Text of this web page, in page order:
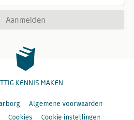
Aanmelden
KENNIS MAKEN
Algemene voorwaarden
Cookies Cookie instellingen